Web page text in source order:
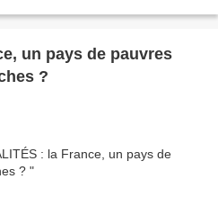
un pays de pauvres
?